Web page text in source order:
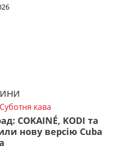
Суботня кава
COKAINÉ, KODI та
нову версію Cuba